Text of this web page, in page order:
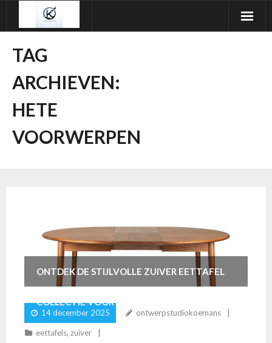
inhoudTAG
ARCHIEVEN:
HETE
VOORWERPEN
ONTDEK DE STIJLVOLLE ZUIVER EETTAFEL
COLLECTIE VOOR JOUW INTERIEUR
14 december 2025 ontwerpstudiokoemans
eettafels, zuiver